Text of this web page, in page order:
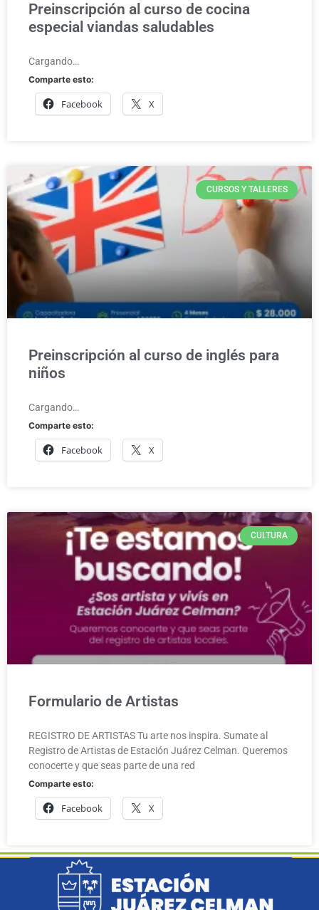
Preinscripción al curso de cocina
especial viandas saludables
Cargando…
Comparte esto:
Facebook X
CURSOS Y TALLERES
Preinscripción al curso de inglés para
niños
Cargando…
Comparte esto:
Facebook X
CULTURA
Formulario de Artistas
REGISTRO DE ARTISTAS Tu arte nos inspira. Sumate al
Registro de Artistas de Estación Juárez Celman. Queremos
conocerte y que seas parte de una red
Comparte esto:
Facebook X